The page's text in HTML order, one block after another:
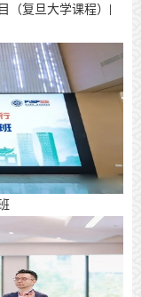
（复旦大学课程）|